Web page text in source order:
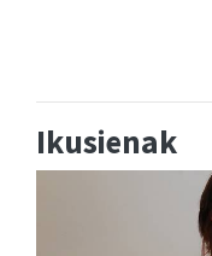
Ikusienak